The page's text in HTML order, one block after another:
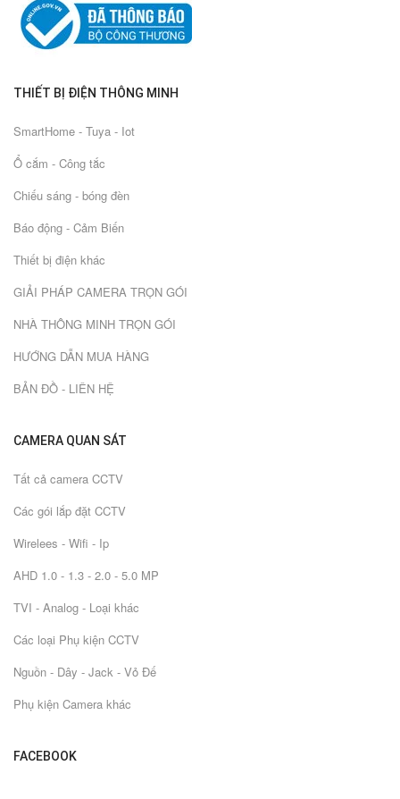
THIẾT BỊ ĐIỆN THÔNG MINH
SmartHome - Tuya - Iot
Ổ cắm - Công tắc
Chiếu sáng - bóng đèn
Báo động - Cảm Biến
Thiết bị điện khác
GIẢI PHÁP CAMERA TRỌN GÓI
NHÀ THÔNG MINH TRỌN GÓI
HƯỚNG DẪN MUA HÀNG
BẢN ĐỒ - LIÊN HỆ
CAMERA QUAN SÁT
Tất cả camera CCTV
Các gói lắp đặt CCTV
Wirelees - Wifi - Ip
AHD 1.0 - 1.3 - 2.0 - 5.0 MP
TVI - Analog - Loại khác
Các loại Phụ kiện CCTV
Nguồn - Dây - Jack - Vỏ Đế
Phụ kiện Camera khác
FACEBOOK